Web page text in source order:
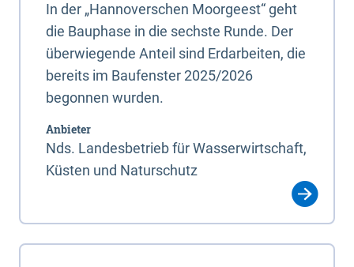
In der „Hannoverschen Moorgeest“ geht
die Bauphase in die sechste Runde. Der
überwiegende Anteil sind Erdarbeiten, die
bereits im Baufenster 2025/2026
begonnen wurden.
Anbieter
Nds. Landesbetrieb für Wasserwirtschaft,
Küsten und Naturschutz